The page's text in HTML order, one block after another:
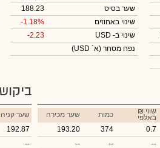
שער בסיס
188.23
שינוי באחוזים
-1.18%
שינוי ב- USD
-2.23
נפח מסחר (א` USD)
₪ שווי
באלפי כמות
שער מכירה
0.7
374
193.20
--
--
--
ביקוש
שער קניה
192.87
--